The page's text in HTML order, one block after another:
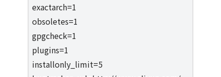
exactarch=1
obsoletes=1
gpgcheck=1
plugins=1
installonly_limit=5